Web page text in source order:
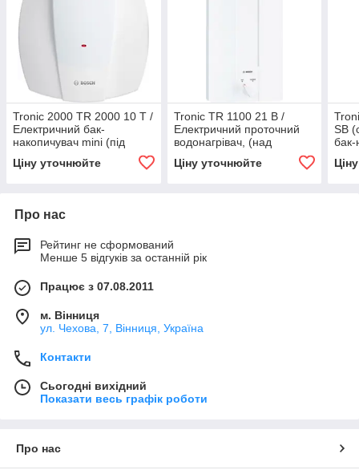
Tronic 2000 TR 2000 10 T /
Електричний бак-
накопичувач mini (під
Ціну уточнюйте
Tronic TR 1100 21 B /
Електричний проточний
водонагрівач, (над
Ціну уточнюйте
SB
бак-
Про нас
Рейтинг не сформований
Менше 5 відгуків за останній рік
Працює з 07.08.2011
м. Вінниця
ул. Чехова, 7, Вінниця, Україна
Контакти
Сьогодні вихідний
Показати весь графік роботи
Про нас